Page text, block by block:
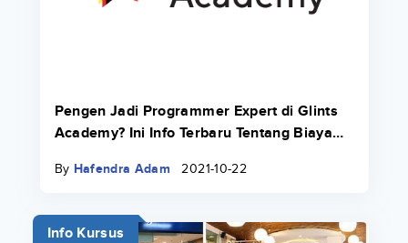
Pengen Jadi Programmer Expert di Glints
Academy? Ini Info Terbaru Tentang Biaya
By Hafendra Adam 2021-10-22
Info Kursus